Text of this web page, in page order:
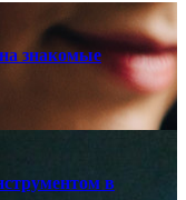
знакомые
в